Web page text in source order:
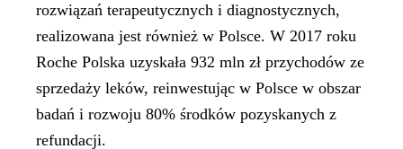
rozwiązań terapeutycznych i diagnostycznych,
realizowana jest również w Polsce. W 2017 roku
Roche Polska uzyskała 932 mln zł przychodów ze
sprzedaży leków, reinwestując w Polsce w obszar
badań i rozwoju 80% środków pozyskanych z
refundacji.